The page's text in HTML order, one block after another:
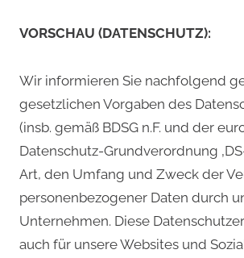
VORSCHAU (DATENSCHUTZ):
Wir informieren Sie nachfolgend
gesetzlichen Vorgaben des
(insb. gemäß BDSG n.F. und der
Datenschutz-Grundverordnung
Art, den Umfang und Zweck der
personenbezogener Daten durch
Unternehmen. Diese
auch für unsere Websites und